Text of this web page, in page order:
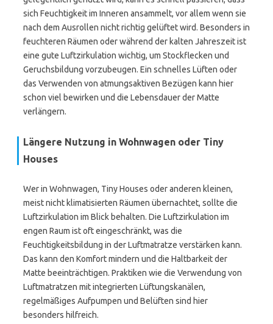
sich Feuchtigkeit im Inneren ansammelt, vor allem wenn sie
nach dem Ausrollen nicht richtig gelüftet wird. Besonders in
feuchteren Räumen oder während der kalten Jahreszeit ist
eine gute Luftzirkulation wichtig, um Stockflecken und
Geruchsbildung vorzubeugen. Ein schnelles Lüften oder
das Verwenden von atmungsaktiven Bezügen kann hier
schon viel bewirken und die Lebensdauer der Matte
verlängern.
Längere Nutzung in Wohnwagen oder Tiny
Houses
Wer in Wohnwagen, Tiny Houses oder anderen kleinen,
meist nicht klimatisierten Räumen übernachtet, sollte die
Luftzirkulation im Blick behalten. Die Luftzirkulation im
engen Raum ist oft eingeschränkt, was die
Feuchtigkeitsbildung in der Luftmatratze verstärken kann.
Das kann den Komfort mindern und die Haltbarkeit der
Matte beeinträchtigen. Praktiken wie die Verwendung von
Luftmatratzen mit integrierten Lüftungskanälen,
regelmäßiges Aufpumpen und Belüften sind hier
besonders hilfreich.